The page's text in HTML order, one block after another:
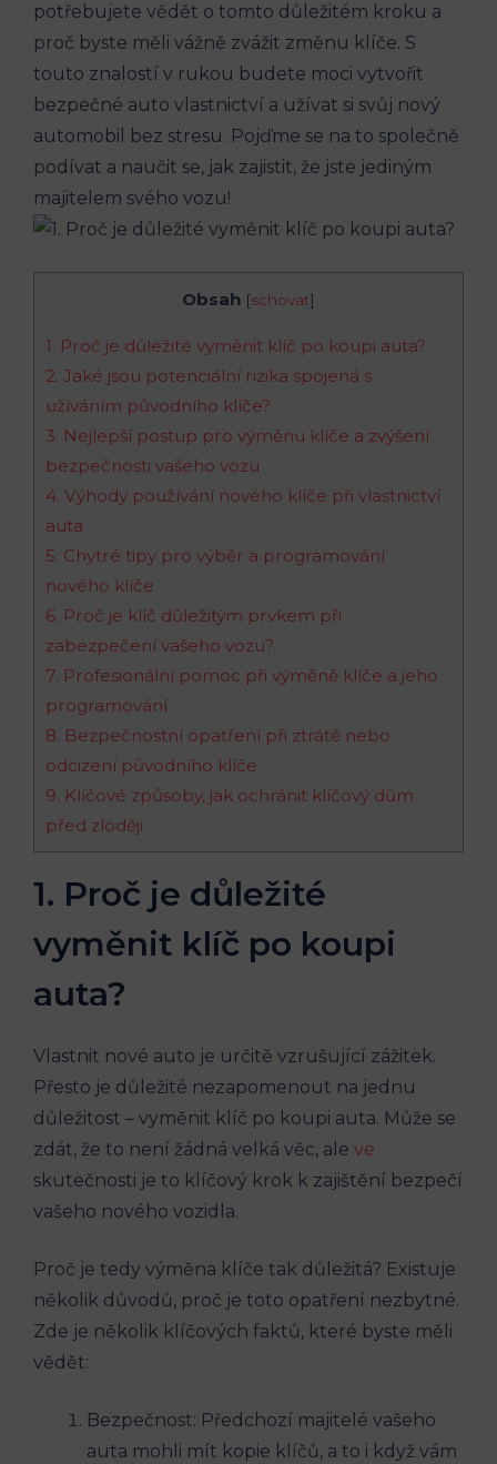
potřebujete vědět ‍o tomto důležitém kroku a
‌proč ⁣byste měli‌ vážně zvážit změnu ‌klíče. S
touto znalostí v ​rukou budete moci vytvořit
bezpečné auto vlastnictví a užívat si svůj⁣ nový
‌automobil bez stresu. Pojďme se‍ na ⁢to​ společně
podívat a naučit se,⁣ jak zajistit, ‍že jste jediným
majitelem svého vozu!
Obsah [schovat]
1. Proč ⁣je důležité vyměnit klíč‌ po ‍koupi auta?
2. Jaké jsou potenciální rizika spojená s
užíváním původního klíče?
3. ​Nejlepší postup pro výměnu klíče a⁤ zvýšení
⁢bezpečnosti vašeho vozu
4.⁣ Výhody používání ​nového klíče při vlastnictví‌
auta
5.⁣ Chytré ⁢tipy pro výběr a programování
nového klíče
6. Proč je klíč důležitým‌ prvkem při
zabezpečení vašeho vozu?
7. Profesionální pomoc při výměně klíče a jeho
programování
8. Bezpečnostní ​opatření ​při ztrátě nebo
odcizení původního‍ klíče
9. Klíčové způsoby, jak​ ochránit‌ klíčový ​dům
před‍ zloději
1. Proč ⁣je důležité
vyměnit klíč‌ po ‍koupi
auta?
Vlastnit⁣ nové auto je určitě ⁣vzrušující ⁢zážitek.
Přesto ⁢je důležité nezapomenout⁢ na jednu
důležitost – vyměnit klíč ⁤po koupi auta. Může se
zdát, že to není žádná​ velká věc, ale ve
skutečnosti je to klíčový krok k ⁢zajištění​ bezpečí
‌vašeho​ nového ⁤vozidla.
Proč je ⁤tedy výměna klíče ⁢tak důležitá?⁣ Existuje
několik důvodů, proč ‍je toto ⁤opatření nezbytné.
Zde je⁣ několik klíčových faktů, které byste měli
vědět:
Bezpečnost: Předchozí‌ majitelé vašeho
auta ‌mohli‌ mít kopie‌ klíčů, a to i‌ když vám